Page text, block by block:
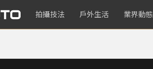
拍攝技法 戶外生活 業界動態